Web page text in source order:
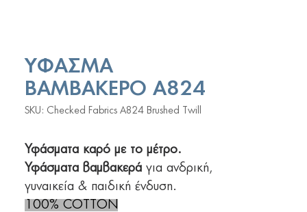
ΥΦΑΣΜΑ
ΒΑΜΒΑΚΕΡΟ Α824
SKU: Checked Fabrics Α824 Brushed Twill
Υφάσματα καρό με το μέτρο.
Υφάσματα βαμβακερά για ανδρική,
γυναικεία & παιδική ένδυση.
100% COTTON